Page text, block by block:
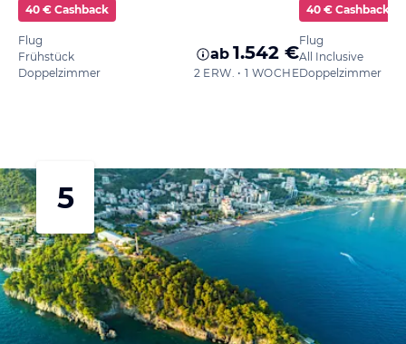
40 € Cashback
Flug
Frühstück
Doppelzimmer
ab 1.542 €
2 ERW. • 1 WOCHE
40 € Cashback
Flug
All Inclusive
Doppelzimmer
5